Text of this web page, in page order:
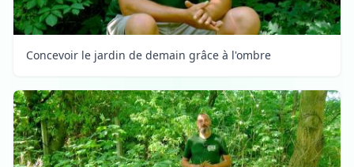
Concevoir le jardin de demain grâce à l'ombre